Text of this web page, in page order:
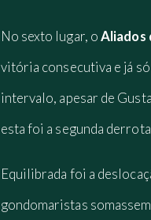
No sexto lugar, oAliados
vitória consecutiva e já
intervalo, apesar de
esta foi a segunda
Equilibrada foi a
gondomaristas